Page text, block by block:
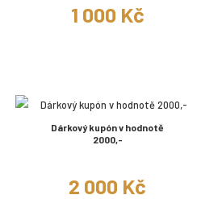
1 000 Kč
Dárkový kupón v hodnotě
2000,-
2 000 Kč